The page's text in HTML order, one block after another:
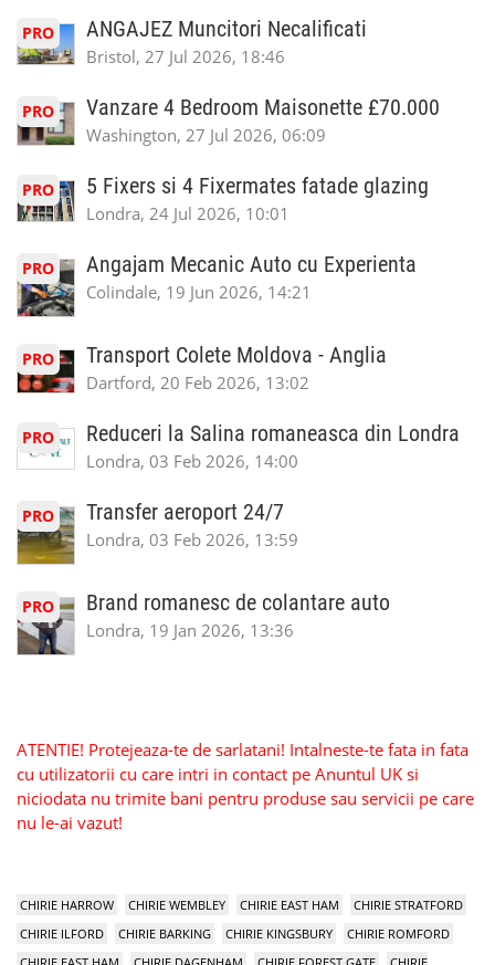
PRO ANGAJEZ Muncitori Necalificati
Bristol, 27 Jul 2026, 18:46
PRO Vanzare 4 Bedroom Maisonette £70.000
Washington, 27 Jul 2026, 06:09
PRO 5 Fixers si 4 Fixermates fatade glazing
Londra, 24 Jul 2026, 10:01
PRO Angajam Mecanic Auto cu Experienta
Colindale, 19 Jun 2026, 14:21
PRO Transport Colete Moldova - Anglia
Dartford, 20 Feb 2026, 13:02
PRO Reduceri la Salina romaneasca din Londra
Londra, 03 Feb 2026, 14:00
PRO Transfer aeroport 24/7
Londra, 03 Feb 2026, 13:59
PRO Brand romanesc de colantare auto
Londra, 19 Jan 2026, 13:36
ATENTIE! Protejeaza-te de sarlatani! Intalneste-te fata in fata
cu utilizatorii cu care intri in contact pe Anuntul UK si
niciodata nu trimite bani pentru produse sau servicii pe care
nu le-ai vazut!
CHIRIE HARROW CHIRIE WEMBLEY CHIRIE EAST HAM
CHIRIE STRATFORD
CHIRIE ILFORD
CHIRIE BARKING CHIRIE KINGSBURY
CHIRIE ROMFORD